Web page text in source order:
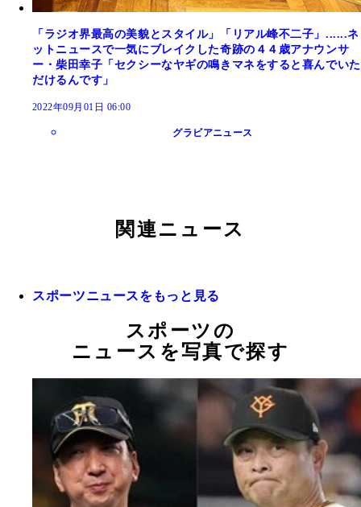
「ラジオ界最高の美貌とスタイル」「リアル峰不二子」......ネ
ットニュースで一気にブレイクした奇跡の４４歳アナウンサ
ー・柴田幸子「セクシーなヤギの鳴きマネをすると喜んでいた
だけるんです」
2022年09月01日 06:00
グラビアニュース
関連ニュース
スポーツニュースをもっと見る
スポーツの
ニュースを写真で探す